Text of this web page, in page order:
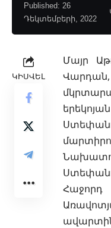
Published: 26
Դեկտեմբերի, 2022
ԿԻՍՎԵԼ
Մայր
Վարդան,
Հաջորդ